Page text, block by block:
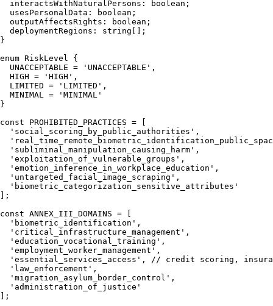
interactsWithNaturalPersons : boolean ;
usesPersonalData : boolean ;
outputAffectsRights : boolean ;
deploymentRegions : string [];
}
enum RiskLevel
{
UNACCEPTABLE = 'UNACCEPTABLE' ,
HIGH = 'HIGH' ,
LIMITED = 'LIMITED' ,
MINIMAL
=
'MINIMAL'
}
const
PROHIBITED_PRACTICES = [
'social_scoring_by_public_authorities' ,
'subliminal_manipulation_causing_harm' ,
'exploitation_of_vulnerable_groups' ,
'emotion_inference_in_workplace_education' ,
'untargeted_facial_image_scraping' ,
'biometric_categorization_sensitive_attributes'
];
const ANNEX_III_DOMAINS = [
'biometric_identification' ,
'critical_infrastructure_management' ,
'education_vocational_training' ,
'employment_worker_management' ,
'essential_services_access' ,
// credit scoring,
'law_enforcement' ,
'migration_asylum_border_control' ,
'administration_of_justice'
];